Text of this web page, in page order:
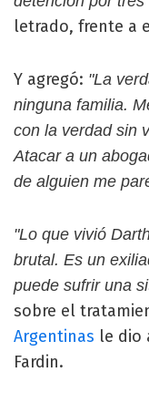
letrado, frente a
Y agregó: "La
ninguna familia.
con la verdad sin
Atacar a un
de alguien me
"Lo que vivió
brutal. Es un
puede sufrir una
sobre el
Argentinas le dio
Fardin.